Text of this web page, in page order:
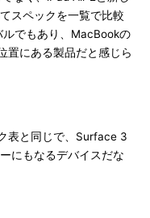
スペックを一覧で比較
でもあり、MacBookの
置にある製品だと感じら
表と同じで、Surface 3
にもなるデバイスだな